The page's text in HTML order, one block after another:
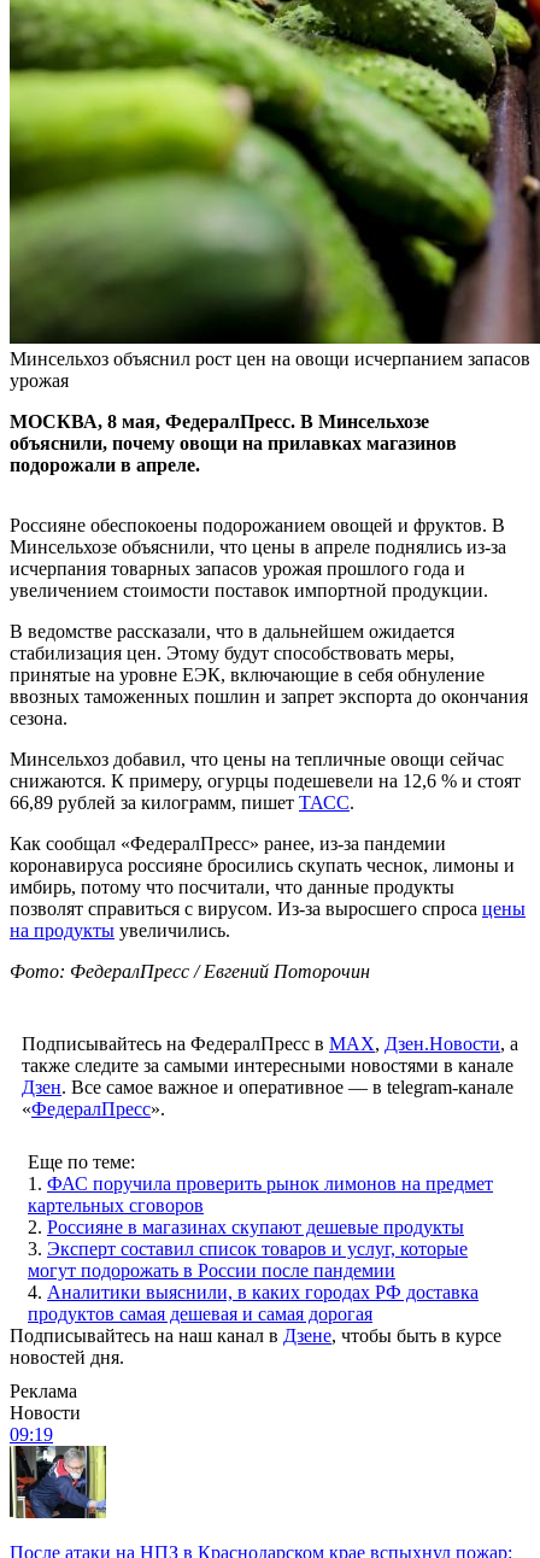
Минсельхоз объяснил рост цен на овощи исчерпанием запасов
урожая
МОСКВА, 8 мая, ФедералПресс. В Минсельхозе
объяснили, почему овощи на прилавках магазинов
подорожали в апреле.
Россияне обеспокоены подорожанием овощей и фруктов. В
Минсельхозе объяснили, что цены в апреле поднялись из-за
исчерпания товарных запасов урожая прошлого года и
увеличением стоимости поставок импортной продукции.
В ведомстве рассказали, что в дальнейшем ожидается
стабилизация цен. Этому будут способствовать меры,
принятые на уровне ЕЭК, включающие в себя обнуление
ввозных таможенных пошлин и запрет экспорта до окончания
сезона.
Минсельхоз добавил, что цены на тепличные овощи сейчас
снижаются. К примеру, огурцы подешевели на 12,6 % и стоят
66,89 рублей за килограмм, пишет ТАСС.
Как сообщал «ФедералПресс» ранее, из-за пандемии
коронавируса россияне бросились скупать чеснок, лимоны и
имбирь, потому что посчитали, что данные продукты
позволят справиться с вирусом. Из-за выросшего спроса цены
на продукты увеличились.
Фото: ФедералПресс / Евгений Поторочин
Подписывайтесь на ФедералПресс в МАХ, Дзен.Новости, а
также следите за самыми интересными новостями в канале
Дзен. Все самое важное и оперативное — в telegram-канале
«ФедералПресс».
Еще по теме:
1. ФАС поручила проверить рынок лимонов на предмет
картельных сговоров
2. Россияне в магазинах скупают дешевые продукты
3. Эксперт составил список товаров и услуг, которые
могут подорожать в России после пандемии
4. Аналитики выяснили, в каких городах РФ доставка
продуктов самая дешевая и самая дорогая
Подписывайтесь на наш канал в Дзене, чтобы быть в курсе
новостей дня.
Реклама
Новости
09:19
После атаки на НПЗ в Краснодарском крае вспыхнул пожар: